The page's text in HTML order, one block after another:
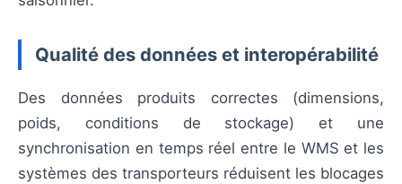
Qualité des données et interopérabilité
Des données produits correctes (dimensions,
poids, conditions de stockage) et une
synchronisation en temps réel entre le WMS et les
systèmes des transporteurs réduisent les blocages